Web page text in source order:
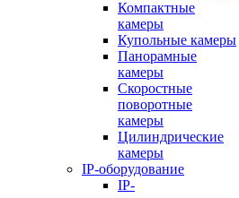
Компактные
камеры
Купольные камеры
Панорамные
камеры
Скоростные
поворотные
камеры
Цилиндрические
камеры
IP-оборудование
IP-